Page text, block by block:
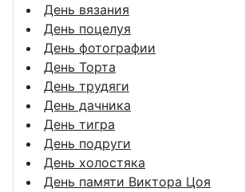
День вязания
День поцелуя
День фотографии
День Торта
День трудяги
День дачника
День тигра
День подруги
День холостяка
День памяти Виктора Цоя